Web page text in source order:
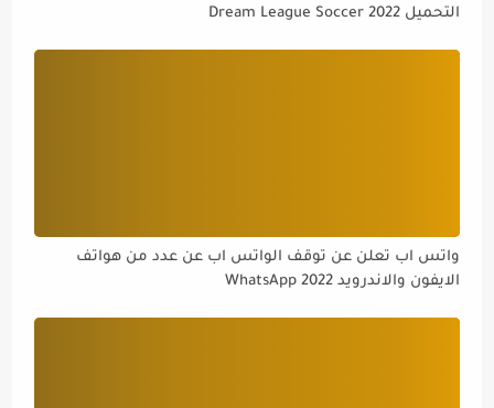
التحميل Dream League Soccer 2022
واتس اب تعلن عن توقف الواتس اب عن عدد من هواتف
الايفون والاندرويد WhatsApp 2022